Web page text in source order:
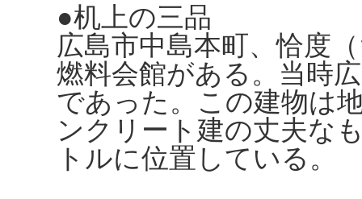
●机上の三品
広島市中島本町、恰度
燃料会館がある。当時
であった。この建物は
ンクリート建の丈夫な
トルに位置している。